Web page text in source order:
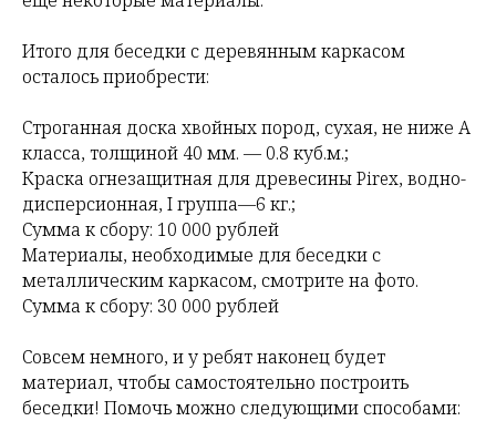
Итого для беседки с деревянным каркасом
осталось приобрести:
Строганная доска хвойных пород, сухая, не ниже А
класса, толщиной 40 мм. — 0.8 куб.м.;
Краска огнезащитная для древесины Pirex, водно-
дисперсионная, I группа—6 кг.;
Сумма к сбору: 10 000 рублей
Материалы, необходимые для беседки с
металлическим каркасом, смотрите на фото.
Сумма к сбору: 30 000 рублей
Совсем немного, и у ребят наконец будет
материал, чтобы самостоятельно построить
беседки! Помочь можно следующими способами: